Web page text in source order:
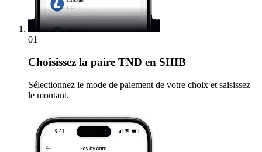
01
Choisissez la paire TND en SHIB
Sélectionnez le mode de paiement de votre choix et saisissez
le montant.